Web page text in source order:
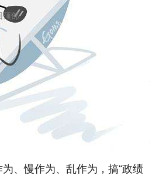
中央因时因势作出的决策部署，
官僚主义作为一项重要工作，聚
领域、重要环节，加强监督检
堵点淤点难点，纠正执行中的温
终效果符合党中央决策意图。
严的氛围、严的措施，强化问题
实党中央决策部署做选择、搞变
、慢作为、乱作为，搞“政绩
顶部